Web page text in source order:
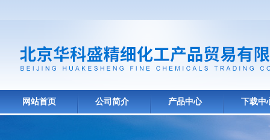
网站首页 公司简介 产品中心 下载中